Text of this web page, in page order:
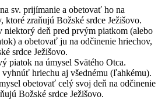
sv. prijímanie a obetovať ho na
ktoré zraňujú Božské srdce Ježišovo.
niektorý deň pred prvým piatkom (alebo
a obetovať ju na odčinenie hriechov,
srdce Ježišovo.
piatok na úmysel Svätého Otca.
vyhnúť hriechu aj všednému (ľahkému).
obetovať celý svoj deň na odčinenie
Božské srdce Ježišovo.